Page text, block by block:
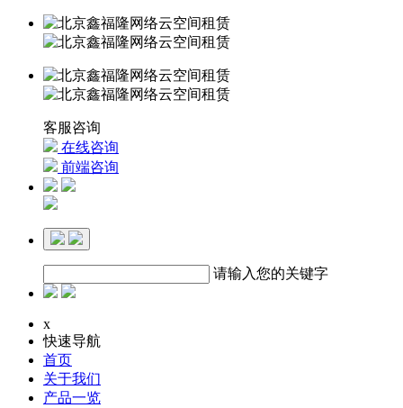
客服咨询
在线咨询
前端咨询
请输入您的关键字
x
快速导航
首页
关于我们
产品一览